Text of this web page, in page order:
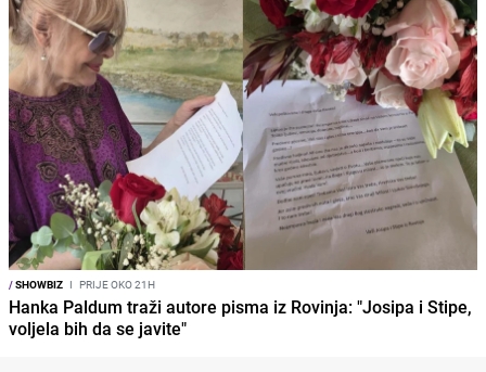
/SHOWBIZ I PRIJE OKO 21H
Hanka Paldum traži autore pisma iz Rovinja: "Josipa i Stipe,
voljela bih da se javite"